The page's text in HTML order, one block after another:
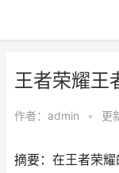
王者荣耀王
作者： admin • 更
摘要：在王者荣